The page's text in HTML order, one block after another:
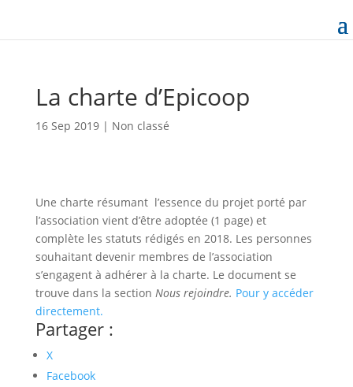
La charte d’Epicoop
16 Sep 2019| Non classé
Une charte résumant l’essence du projet porté par
l’association vient d’être adoptée (1 page) et
complète les statuts rédigés en 2018. Les personnes
souhaitant devenir membres de l’association
s’engagent à adhérer à la charte. Le document se
trouve dans la section Nous rejoindre. Pour y accéder
directement.
Partager :
X
Facebook